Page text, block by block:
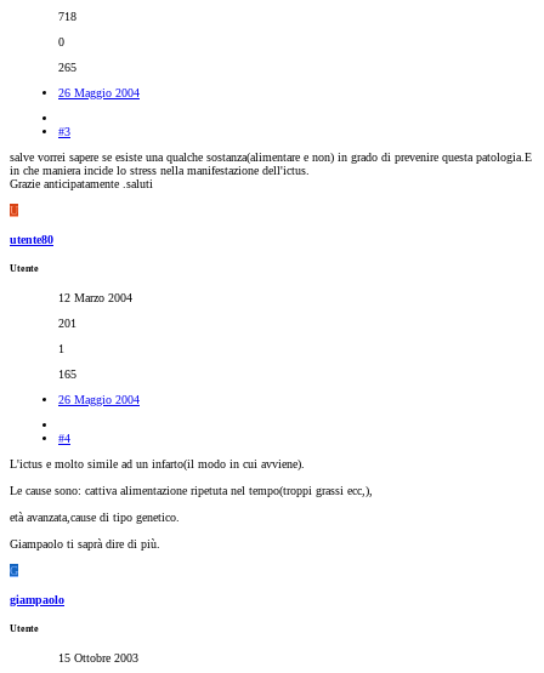
718
0
265
26 Maggio 2004
#3
salve vorrei sapere se esiste una qualche sostanza(alimentare e non) in grado di prevenire questa patologia.E
in che maniera incide lo stress nella manifestazione dell'ictus.
Grazie anticipatamente .saluti
U
utente80
Utente
12 Marzo 2004
201
1
165
26 Maggio 2004
#4
L'ictus e molto simile ad un infarto(il modo in cui avviene).
Le cause sono: cattiva alimentazione ripetuta nel tempo(troppi grassi ecc,),
età avanzata,cause di tipo genetico.
Giampaolo ti saprà dire di più.
G
giampaolo
Utente
15 Ottobre 2003